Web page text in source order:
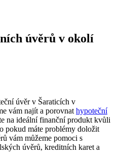
úvěrů v okolí
úvěr v Šaraticích v
vám najít a porovnat hypoteční
na ideální finanční produkt kvůli
pokud máte problémy doložit
vám můžeme pomoci s
úvěrů, kreditních karet a